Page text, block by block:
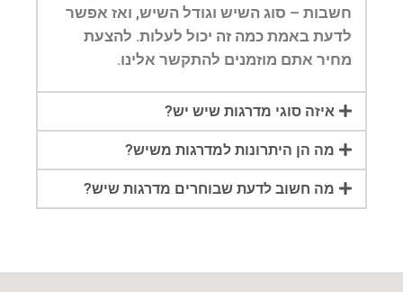
חשבות – סוג השיש וגודל השיש, ואז אפשר
לדעת באמת כמה זה יכול לעלות. להצעת
מחיר אתם מוזמנים להתקשר אלינו.
איזה סוגי מדרגות שיש יש?
מה הן היתרונות למדרגות משיש?
מה חשוב לדעת שבוחרים מדרגות שיש?